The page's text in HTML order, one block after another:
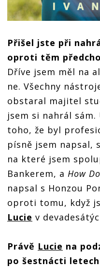
Přišel jste při
oproti těm
Dříve jsem měl na
ne. Všechny
obstaral majitel
jsem si nahrál sám.
toho, že byl
písně jsem napsal,
na které jsem
Bankerem, a How
napsal s Honzou
oproti tomu, když
Lucie v
Právě Lucie na
po šestnácti